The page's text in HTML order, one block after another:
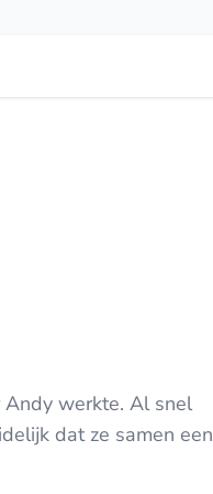
Andy werkte. Al snel
dat ze samen een